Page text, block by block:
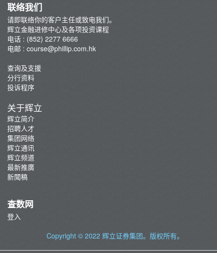
联络我们
请即联络你的客户主任或致电我们。
辉立金融进修中心及各项投资课程
电话 : (852) 2277 6666
电邮 : course@phillip.com.hk
查询及支援
分行资料
投诉程序
关于辉立
辉立简介
招聘人才
集团网络
辉立通讯
辉立频道
最新推廣
新聞稿
查数网
登入
Copyright © 2022 辉立证券集团。版权所有。